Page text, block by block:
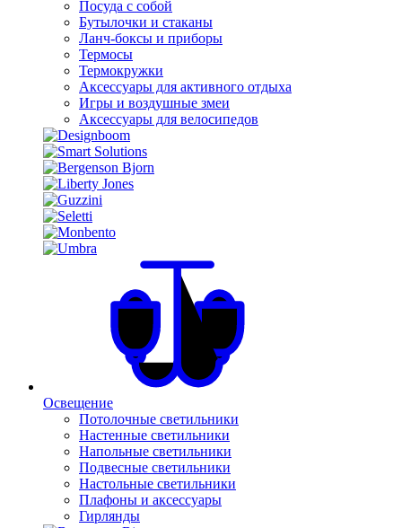
Посуда с собой
Бутылочки и стаканы
Ланч-боксы и приборы
Термосы
Термокружки
Аксессуары для активного отдыха
Игры и воздушные змеи
Аксессуары для велосипедов
Освещение
Потолочные светильники
Настенные светильники
Напольные светильники
Подвесные светильники
Настольные светильники
Плафоны и аксессуары
Гирлянды